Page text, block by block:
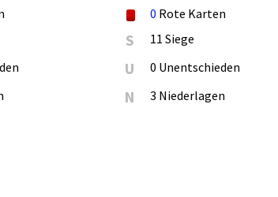
0 Rote Karten
S 11 Siege
U 0 Unentschieden
N 3 Niederlagen